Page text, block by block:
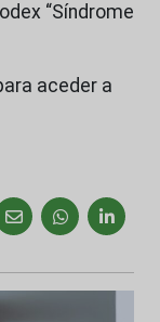
“Síndrome
aceder a